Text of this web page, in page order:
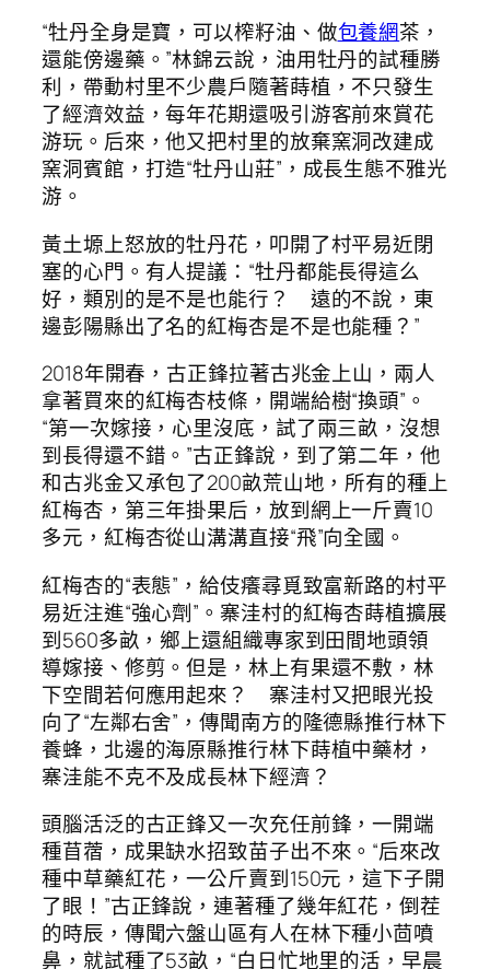
“牡丹全身是寶，可以榨籽油、做包養網茶，
還能傍邊藥。”林錦云說，油用牡丹的試種勝
利，帶動村里不少農戶隨著蒔植，不只發生
了經濟效益，每年花期還吸引游客前來賞花
游玩。后來，他又把村里的放棄窯洞改建成
窯洞賓館，打造“牡丹山莊”，成長生態不雅光
游。
黃土塬上怒放的牡丹花，叩開了村平易近閉
塞的心門。有人提議：“牡丹都能長得這么
好，類別的是不是也能行？ 遠的不說，東
邊彭陽縣出了名的紅梅杏是不是也能種？”
2018年開春，古正鋒拉著古兆金上山，兩人
拿著買來的紅梅杏枝條，開端給樹“換頭”。
“第一次嫁接，心里沒底，試了兩三畝，沒想
到長得還不錯。”古正鋒說，到了第二年，他
和古兆金又承包了200畝荒山地，所有的種上
紅梅杏，第三年掛果后，放到網上一斤賣10
多元，紅梅杏從山溝溝直接“飛”向全國。
紅梅杏的“表態”，給伎癢尋覓致富新路的村平
易近注進“強心劑”。寨洼村的紅梅杏蒔植擴展
到560多畝，鄉上還組織專家到田間地頭領
導嫁接、修剪。但是，林上有果還不敷，林
下空間若何應用起來？ 寨洼村又把眼光投
向了“左鄰右舍”，傳聞南方的隆德縣推行林下
養蜂，北邊的海原縣推行林下蒔植中藥材，
寨洼能不克不及成長林下經濟？
頭腦活泛的古正鋒又一次充任前鋒，一開端
種苜蓿，成果缺水招致苗子出不來。“后來改
種中草藥紅花，一公斤賣到150元，這下子開
了眼！”古正鋒說，連著種了幾年紅花，倒茬
的時辰，傳聞六盤山區有人在林下種小茴噴
鼻，就試種了53畝，“白日忙地里的活，早晨